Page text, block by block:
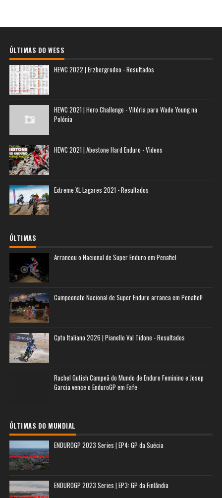
ÚLTIMAS DO WESS
HEWC 2022 | Erzbergrodeo - Resultados
HEWC 2021 | Hero Challenge - Vitória para Wade Young na
Polónia
HEWC 2021 | Abestone Hard Enduro - Videos
Extreme XL Lagares 2021 - Resultados
ÚLTIMAS
Arrancou o Nacional de Super Enduro em Penafiel
Campeonato Nacional de Super Enduro arranca em Penafiel!
Cpto Italiano 2026 | Pianello Val Tidone - Resultados
Rachel Gutish Campeã do Mundo de Enduro Feminino e Josep
Garcia vence o EnduroGP em Fafe
ÚLTIMAS DO MUNDIAL
ENDUROGP 2023 Series | EP4: GP da Suécia
ENDUROGP 2023 Series | EP3: GP da Finlândia